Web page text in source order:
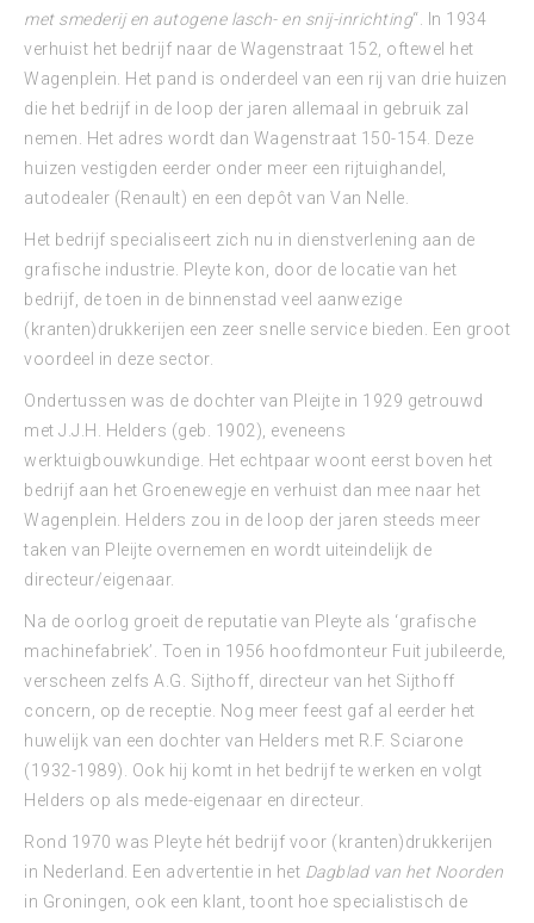
met smederij en autogene lasch- en snij-inrichting“. In 1934
verhuist het bedrijf naar de Wagenstraat 152, oftewel het
Wagenplein. Het pand is onderdeel van een rij van drie huizen
die het bedrijf in de loop der jaren allemaal in gebruik zal
nemen. Het adres wordt dan Wagenstraat 150-154. Deze
huizen vestigden eerder onder meer een rijtuighandel,
autodealer (Renault) en een depôt van Van Nelle.
Het bedrijf specialiseert zich nu in dienstverlening aan de
grafische industrie. Pleyte kon, door de locatie van het
bedrijf, de toen in de binnenstad veel aanwezige
(kranten)drukkerijen een zeer snelle service bieden. Een groot
voordeel in deze sector.
Ondertussen was de dochter van Pleijte in 1929 getrouwd
met J.J.H. Helders (geb. 1902), eveneens
werktuigbouwkundige. Het echtpaar woont eerst boven het
bedrijf aan het Groenewegje en verhuist dan mee naar het
Wagenplein. Helders zou in de loop der jaren steeds meer
taken van Pleijte overnemen en wordt uiteindelijk de
directeur/eigenaar.
Na de oorlog groeit de reputatie van Pleyte als ‘grafische
machinefabriek’. Toen in 1956 hoofdmonteur Fuit jubileerde,
verscheen zelfs A.G. Sijthoff, directeur van het Sijthoff
concern, op de receptie. Nog meer feest gaf al eerder het
huwelijk van een dochter van Helders met R.F. Sciarone
(1932-1989). Ook hij komt in het bedrijf te werken en volgt
Helders op als mede-eigenaar en directeur.
Rond 1970 was Pleyte hét bedrijf voor (kranten)drukkerijen
in Nederland. Een advertentie in het Dagblad van het Noorden
in Groningen, ook een klant, toont hoe specialistisch de